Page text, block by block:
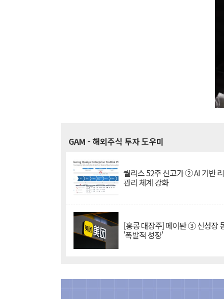
GAM - 해외주식 투자 도우미
퀄리스 52주 신고가 ② AI 기반
관리 체계 강화
[홍콩 대장주] 메이퇀 ③ 신성장
'폭발적 성장'